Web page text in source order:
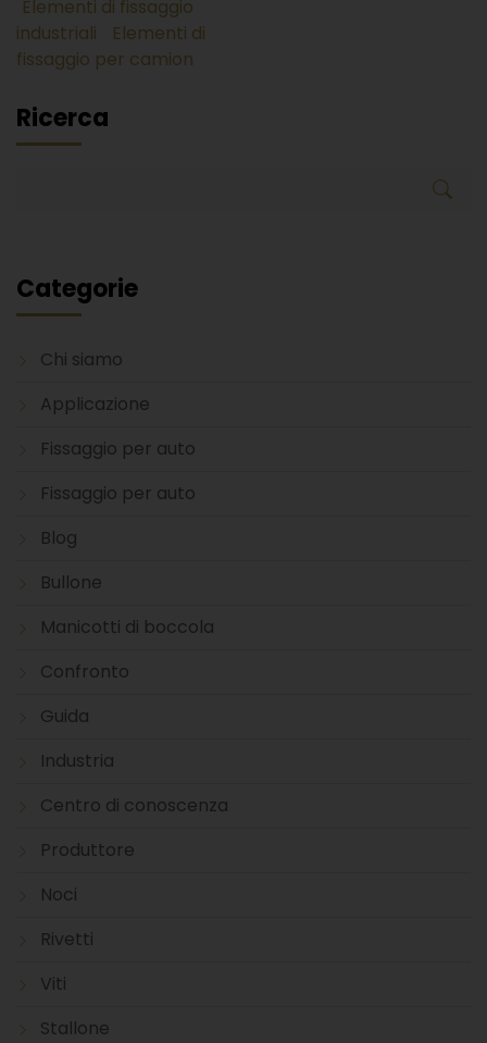
Elementi di fissaggio
industriali
Elementi di
fissaggio per camion
Ricerca
Categorie
Chi siamo
Applicazione
Fissaggio per auto
Fissaggio per auto
Blog
Bullone
Manicotti di boccola
Confronto
Guida
Industria
Centro di conoscenza
Produttore
Noci
Rivetti
Viti
Stallone